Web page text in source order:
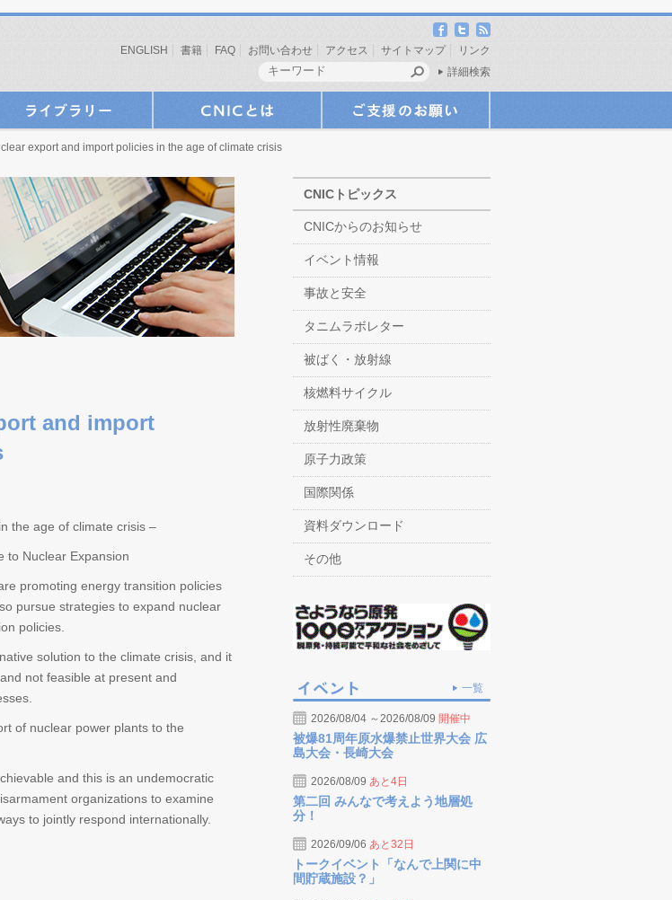
ENGLISH 書籍 FAQ お問い合わせ アクセス サイトマップ
リンク
詳細検索
export and import policies in the age of climate crisis
and import
the age of climate crisis –
to Nuclear Expansion
promoting energy transition policies
pursue strategies to expand nuclear
policies.
solution to the climate crisis, and it
not feasible at present and
of nuclear power plants to the
and this is an undemocratic
organizations to examine
to jointly respond internationally.
CNICトピックス
CNICからのお知らせ
イベント情報
事故と安全
タニムラボレター
被ばく・放射線
核燃料サイクル
放射性廃棄物
原子力政策
国際関係
資料ダウンロード
その他
一覧
2026/08/04 ～2026/08/09 開催中
被爆81周年原水爆禁止世界大会 広
島大会・長崎大会
2026/08/09 あと4日
第二回 みんなで考えよう地層処
分！
2026/09/06 あと32日
トークイベント「なんで上関に中
間貯蔵施設？」